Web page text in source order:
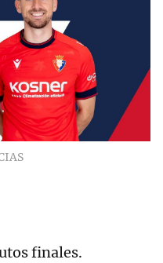
finales.